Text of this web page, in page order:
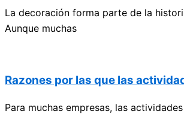
La decoración forma parte de la
Aunque muchas
Razones por las que las
Para muchas empresas, las